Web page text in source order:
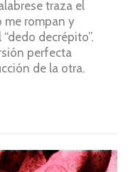
traza el
me rompan y
decrépito”.
perfecta
de la otra.